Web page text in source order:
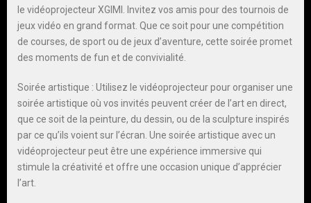
le vidéoprojecteur XGIMI. Invitez vos amis pour des tournois de
jeux vidéo en grand format. Que ce soit pour une compétition
de courses, de sport ou de jeux d’aventure, cette soirée promet
des moments de fun et de convivialité.
Soirée artistique : Utilisez le vidéoprojecteur pour organiser une
soirée artistique où vos invités peuvent créer de l’art en direct,
que ce soit de la peinture, du dessin, ou de la sculpture inspirés
par ce qu’ils voient sur l’écran. Une soirée artistique avec un
vidéoprojecteur peut être une expérience immersive qui
stimule la créativité et offre une occasion unique d’apprécier
l’art.